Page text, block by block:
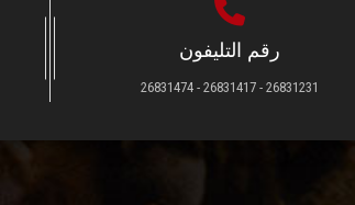
رقم التليفون
26831231 - 26831417 - 26831474